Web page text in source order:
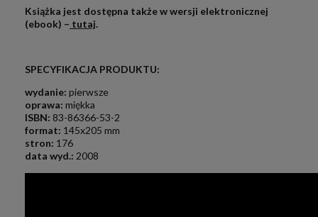
Książka jest dostępna także w wersji elektronicznej
(ebook) – tutaj.
SPECYFIKACJA PRODUKTU:
wydanie: pierwsze
oprawa: miękka
ISBN: 83-86366-53-2
format: 145x205 mm
stron: 176
data wyd.: 2008